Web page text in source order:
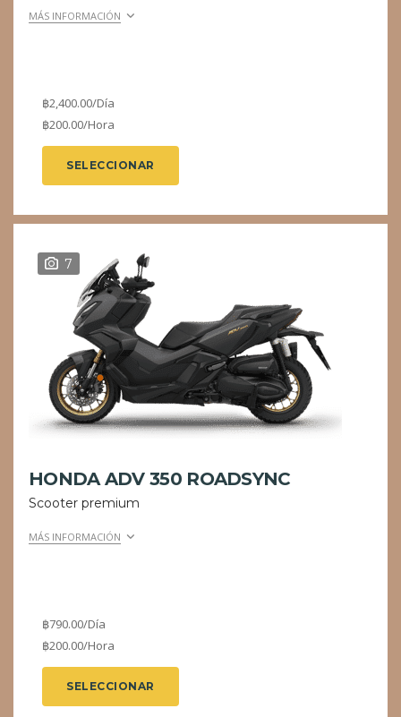
MÁS INFORMACIÓN
฿2,400.00/Día
฿200.00/Hora
SELECCIONAR
7
HONDA ADV 350 ROADSYNC
Scooter premium
MÁS INFORMACIÓN
฿790.00/Día
฿200.00/Hora
SELECCIONAR